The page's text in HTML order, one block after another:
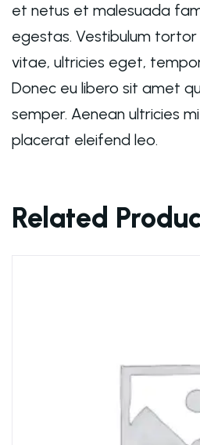
et netus et malesuada
egestas. Vestibulum
vitae, ultricies eget,
Donec eu libero sit amet
semper. Aenean ultricies
placerat eleifend leo.
Related